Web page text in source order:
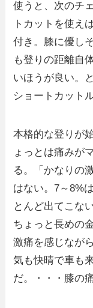
使うと、次のチ
トカットを使え
付き。膝に優し
も登りの距離自
いほうが良い。
ショートカット
本格的な登りが
ょっとは痛みが
る。「かなりの
はない。7～8%
とんど出てこな
ちょっと長めの
激痛を感じなが
気も快晴で車も
だ。・・・膝の